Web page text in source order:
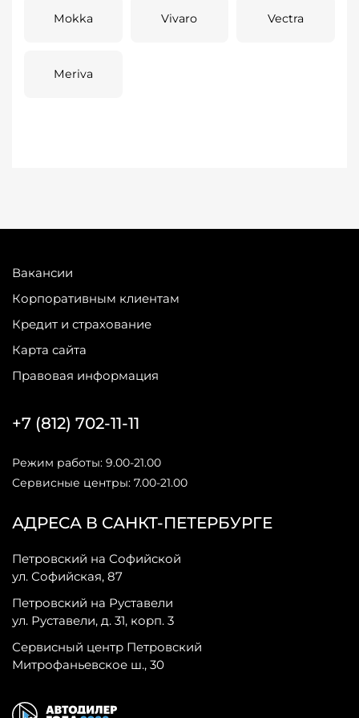
Mokka Vivaro Vectra
Meriva
Вакансии
Корпоративным клиентам
Кредит и страхование
Карта сайта
Правовая информация
АДРЕСА В САНКТ-ПЕТЕРБУРГЕ
Петровский на Софийской
ул. Софийская, 87
Петровский на Руставели
ул. Руставели, д. 31, корп. 3
Сервисный центр Петровский
Митрофаньевское ш., 30
+7 (812) 702-11-11
Режим работы: 9.00-21.00
Сервисные центры: 7.00-21.00